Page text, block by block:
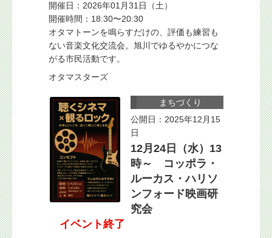
開催日：2026年01月31日（土）
開催時間：18:30〜20:30
オタマトーンを鳴らすだけの、評価も練習も
ない音楽文化交流会。旭川でゆるやかにつな
がる市民活動です。
オタマスターズ
まちづくり
公開日：2025年12月15
日
12月24日（水）13
時～ コッポラ・
ルーカス・ハリソ
ンフォード映画研
究会
イベント終了